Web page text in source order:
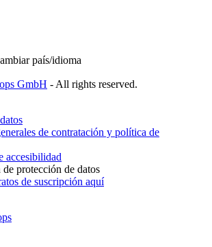
país/idioma
GmbH - All rights reserved.
de contratación y política de
accesibilidad
protección de datos
de suscripción aquí